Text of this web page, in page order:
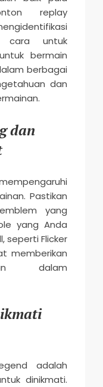
replay
cara untuk
bermain
berbagai
dan
dan
Pastikan
yang
yang Anda
seperti Flicker
memberikan
dalam
adalah
dinikmati.